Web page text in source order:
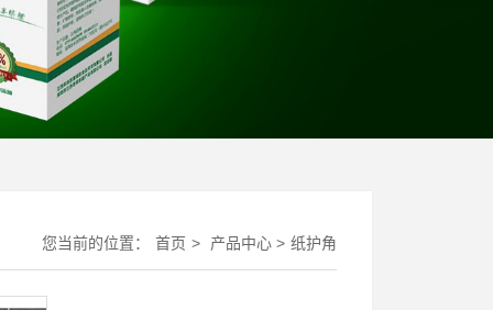
您当前的位置： 首页 > 产品中心 > 纸护角